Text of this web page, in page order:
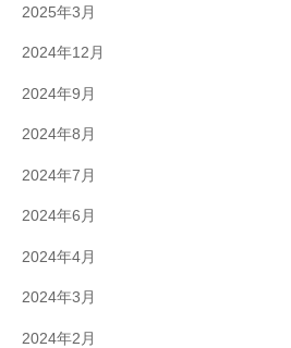
2025年3月
2024年12月
2024年9月
2024年8月
2024年7月
2024年6月
2024年4月
2024年3月
2024年2月